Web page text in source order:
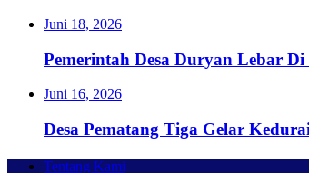
Juni 18, 2026
Pemerintah Desa Duryan Lebar
Juni 16, 2026
Desa Pematang Tiga Gelar
Tentang Kami